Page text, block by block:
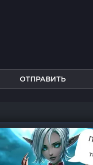
ОТПРАВИТЬ